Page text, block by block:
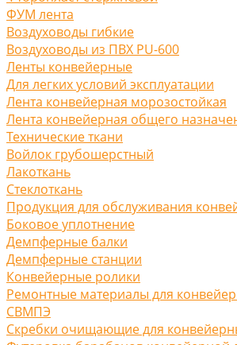
ФУМ лента
Воздуховоды гибкие
Воздуховоды из ПВХ PU-600
Ленты конвейерные
Для легких условий эксплуатации
Лента конвейерная морозостойкая
Лента конвейерная общего
Технические ткани
Войлок грубошерстный
Лакоткань
Стеклоткань
Продукция для обслуживания
Боковое уплотнение
Демпферные балки
Демпферные станции
Конвейерные ролики
Ремонтные материалы для
СВМПЭ
Скребки очищающие для